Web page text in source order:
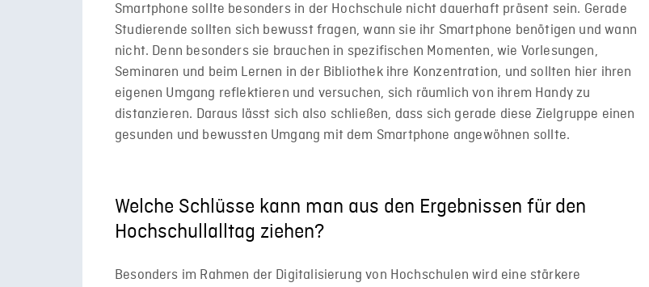
Smartphone sollte besonders in der Hochschule nicht dauerhaft präsent sein. Gerade
Studierende sollten sich bewusst fragen, wann sie ihr Smartphone benötigen und wann
nicht. Denn besonders sie brauchen in spezifischen Momenten, wie Vorlesungen,
Seminaren und beim Lernen in der Bibliothek ihre Konzentration, und sollten hier ihren
eigenen Umgang reflektieren und versuchen, sich räumlich von ihrem Handy zu
distanzieren. Daraus lässt sich also schließen, dass sich gerade diese Zielgruppe einen
gesunden und bewussten Umgang mit dem Smartphone angewöhnen sollte.
Welche Schlüsse kann man aus den Ergebnissen für den
Hochschullalltag ziehen?
Besonders im Rahmen der Digitalisierung von Hochschulen wird eine stärkere